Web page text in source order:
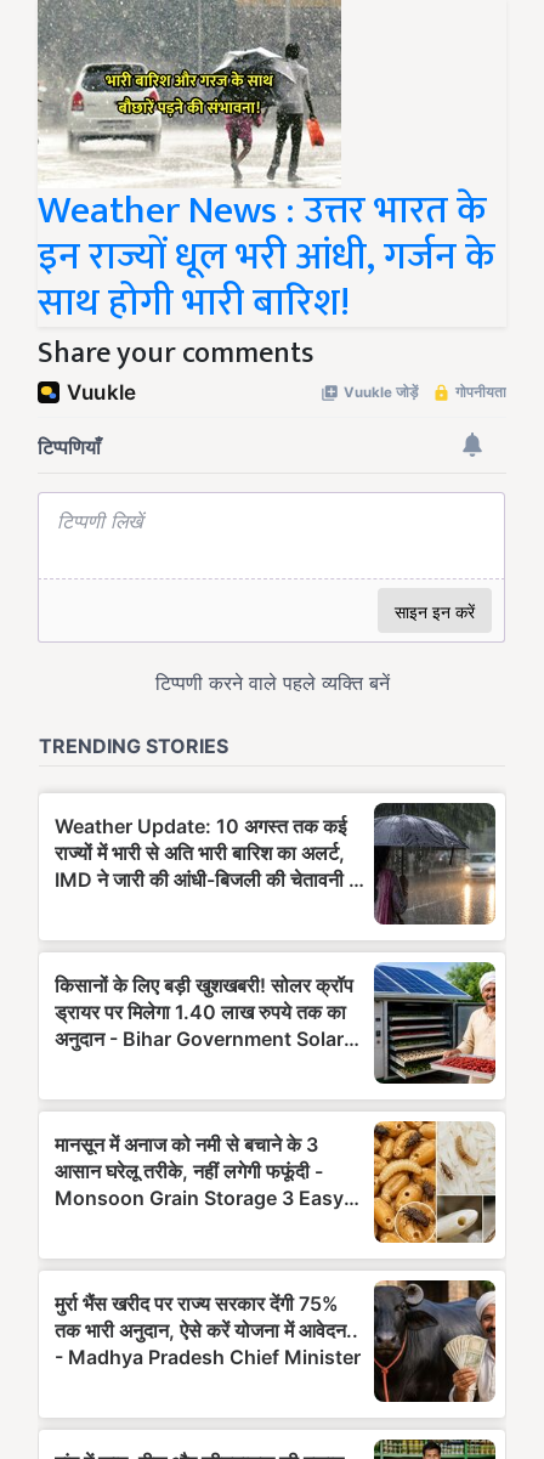
Weather News : उत्तर भारत के
इन राज्यों धूल भरी आंधी, गर्जन के
साथ होगी भारी बारिश!
Share your comments